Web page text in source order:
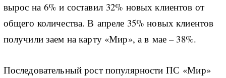
вырос на 6% и составил 32% новых клиентов от
общего количества. В апреле 35% новых клиентов
получили заем на карту «Мир», а в мае – 38%.
Последовательный рост популярности ПС «Мир»